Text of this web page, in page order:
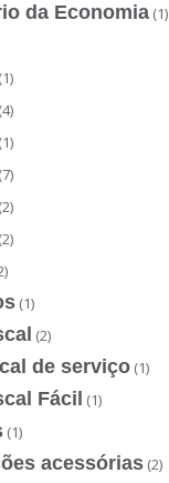
da Economia (1)
(1)
(4)
(1)
(7)
(2)
(2)
(1)
(2)
de serviço (1)
Fácil (1)
(1)
acessórias (2)